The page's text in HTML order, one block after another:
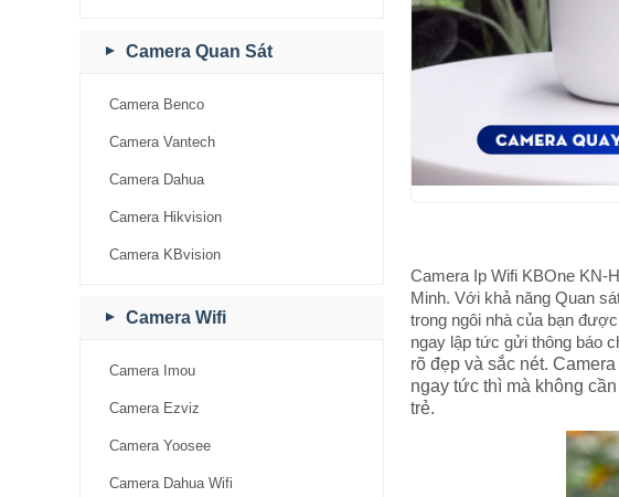
Camera Quan Sát
Camera Benco
Camera Vantech
Camera Dahua
Camera Hikvision
Camera KBvision
Camera Wifi
Camera Imou
Camera Ezviz
Camera Yoosee
Camera Dahua Wifi
Camera Ip Wifi KBOne KN-
Minh. Với khả năng Quan
trong ngôi nhà của bạn
ngay lập tức gửi thông báo
rõ đẹp và sắc nét.
ngay tức thì mà không
trẻ.